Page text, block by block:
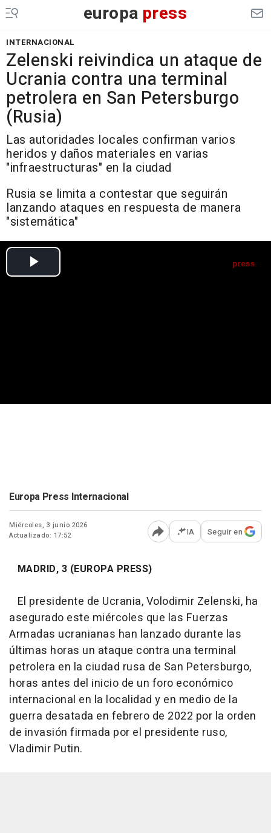
europa press
INTERNACIONAL
Zelenski reivindica un ataque de
Ucrania contra una terminal
petrolera en San Petersburgo
(Rusia)
Las autoridades locales confirman varios
heridos y daños materiales en varias
"infraestructuras" en la ciudad
Rusia se limita a contestar que seguirán
lanzando ataques en respuesta de manera
"sistemática"
Europa Press Internacional
Miércoles, 3 junio 2026
Actualizado: 17:52
Abrir opciones para
IA Seguir en
MADRID, 3 (EUROPA PRESS)
El presidente de Ucrania, Volodimir Zelenski, ha
asegurado este miércoles que las Fuerzas
Armadas ucranianas han lanzado durante las
últimas horas un ataque contra una terminal
petrolera en la ciudad rusa de San Petersburgo,
horas antes del inicio de un foro económico
internacional en la localidad y en medio de la
guerra desatada en febrero de 2022 por la orden
de invasión firmada por el presidente ruso,
Vladimir Putin.